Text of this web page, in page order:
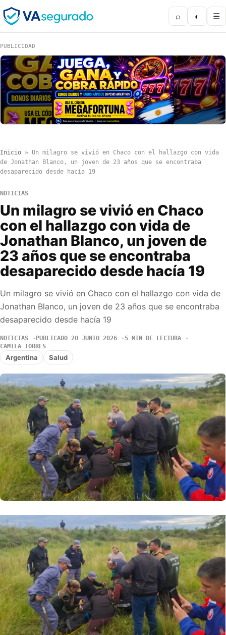
⌕ ◐ ☰
PUBLICIDAD
Inicio » Un milagro se vivió en Chaco con el hallazgo con vida
de Jonathan Blanco, un joven de 23 años que se encontraba
desaparecido desde hacía 19
NOTICIAS
Un milagro se vivió en Chaco
con el hallazgo con vida de
Jonathan Blanco, un joven de
23 años que se encontraba
desaparecido desde hacía 19
Un milagro se vivió en Chaco con el hallazgo con vida de
Jonathan Blanco, un joven de 23 años que se encontraba
desaparecido desde hacía 19
NOTICIAS PUBLICADO 20 JUNIO 2026
5 MIN DE LECTURA
CAMILA TORRES
Argentina Salud